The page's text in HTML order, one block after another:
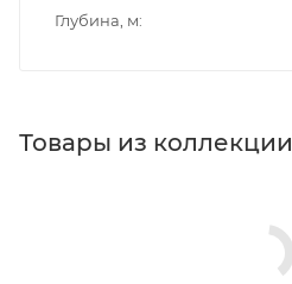
Глубина, м
Товары из коллекции